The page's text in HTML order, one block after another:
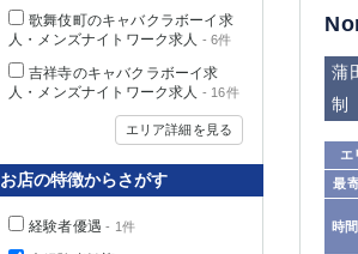
蒲
制
エ
最
時
歌舞伎町のキャバクラボーイ求
人・メンズナイトワーク求人 - 6件
吉祥寺のキャバクラボーイ求
人・メンズナイトワーク求人 - 16件
エリア詳細を見る
お店の特徴からさがす
経験者優遇 - 1件